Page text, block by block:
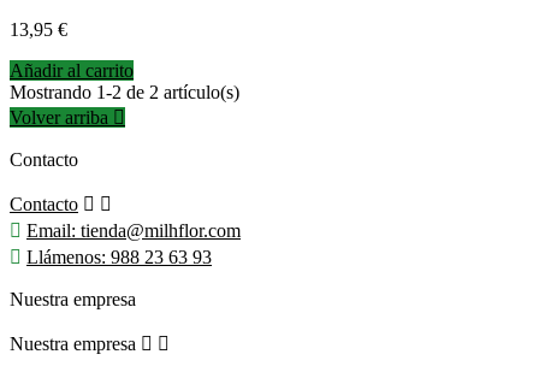
Precio
13,95 €
Añadir al carrito
Mostrando 1-2 de 2 artículo(s)
Volver arriba 
Contacto
Contacto  
 Email: tienda@milhflor.com
 Llámenos: 988 23 63 93
Nuestra empresa
Nuestra empresa  